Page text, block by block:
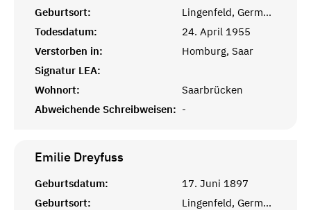
Geburtsort:
Lingenfeld, Germersheim
Todesdatum:
24. April 1955
Verstorben in:
Homburg, Saar
Signatur LEA:
Wohnort:
Saarbrücken
Abweichende Schreibweisen: -
Emilie Dreyfuss
Geburtsdatum:
17. Juni 1897
Geburtsort:
Lingenfeld, Germersheim